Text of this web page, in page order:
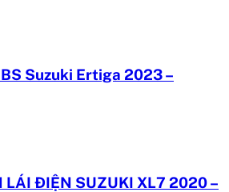
Suzuki Ertiga 2023 –
LÁI ĐIỆN SUZUKI XL7 2020 –